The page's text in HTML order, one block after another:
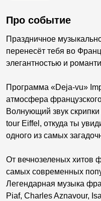
Про событие
Праздничное
перенесёт тебя во
элегантностью и
Программа «Deja-vu»
атмосфера
Волнующий звук
tour Eiffel, откуда ты
одного из самых
От вечнозеленых хитов
самых современных
Легендарная музыка
Piaf, Charles Aznavour,